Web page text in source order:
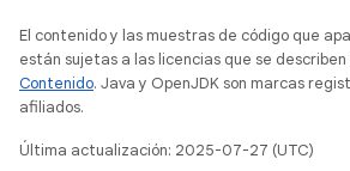
El contenido y las muestras de código que
están sujetas a las licencias que se describen
Contenido. Java y OpenJDK son marcas
afiliados.
Última actualización: 2025-07-27 (UTC)